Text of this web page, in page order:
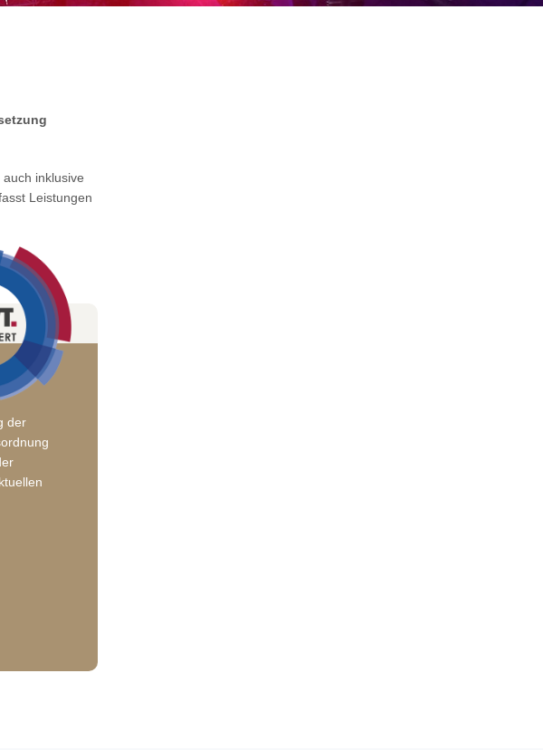
inklusive
Leistungen
der